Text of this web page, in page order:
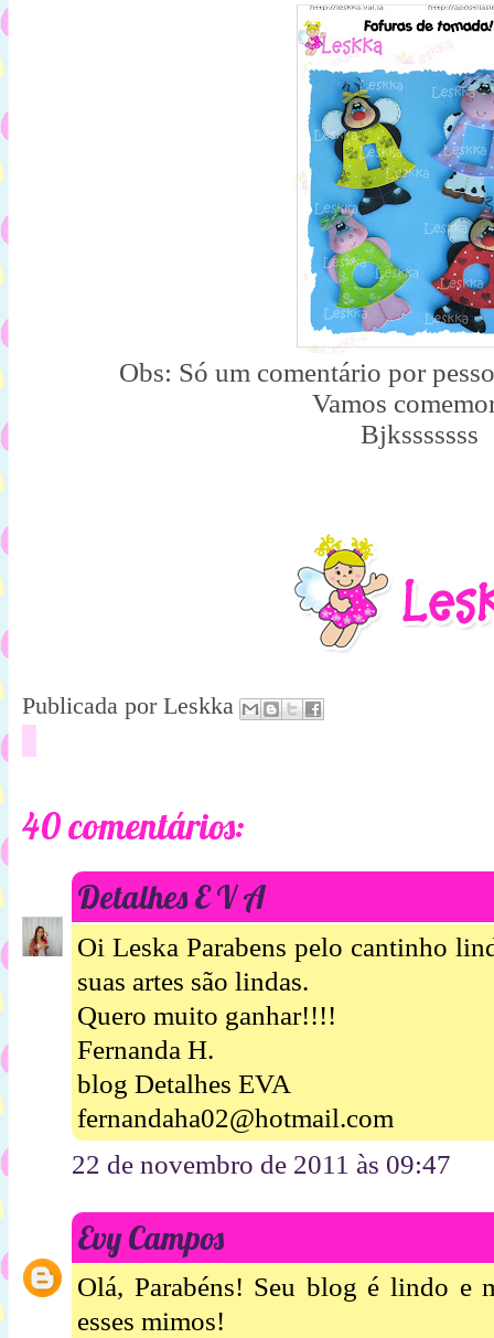
Obs: Só um comentário por
Vamos
Bjksssssss
Publicada por Leskka
40 comentários:
Detalhes E V A
Oi Leska Parabens pelo cantinho
suas artes são lindas.
Quero muito ganhar!!!!
Fernanda H.
blog Detalhes EVA
fernandaha02@hotmail.com
22 de novembro de 2011 às 09:47
Evy Campos
Olá, Parabéns! Seu blog é lindo e
esses mimos!